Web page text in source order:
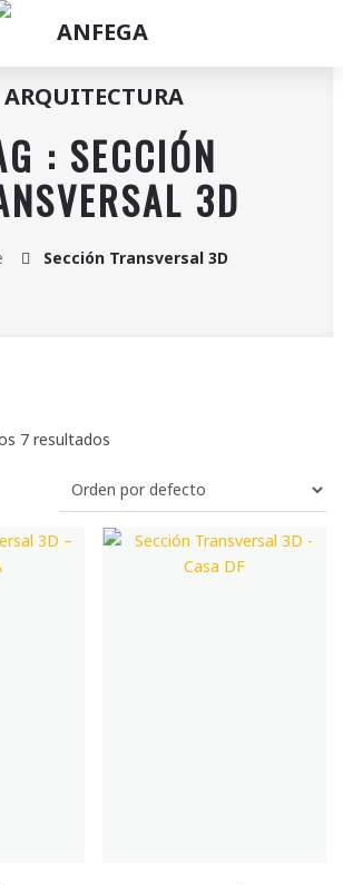
: SECCIÓN
3D
Sección Transversal 3D
7 resultados